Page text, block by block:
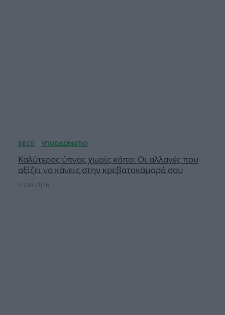
Καλύτερος ύπνος χωρίς κόπο: Οι αλλαγές που
αξίζει να κάνεις στην κρεβατοκάμαρά σου
03.08.2026